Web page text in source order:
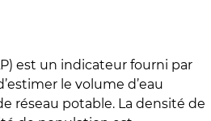
est un indicateur fourni par
le volume d’eau
réseau potable. La densité de